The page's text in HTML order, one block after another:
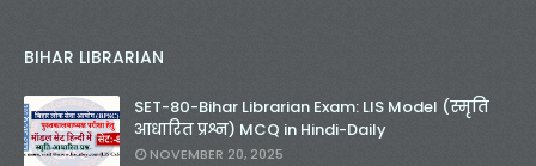
BIHAR LIBRARIAN
SET-80-Bihar Librarian Exam: LIS Model (स्मृति
आधारित प्रश्न) MCQ in Hindi-Daily
NOVEMBER 20, 2025